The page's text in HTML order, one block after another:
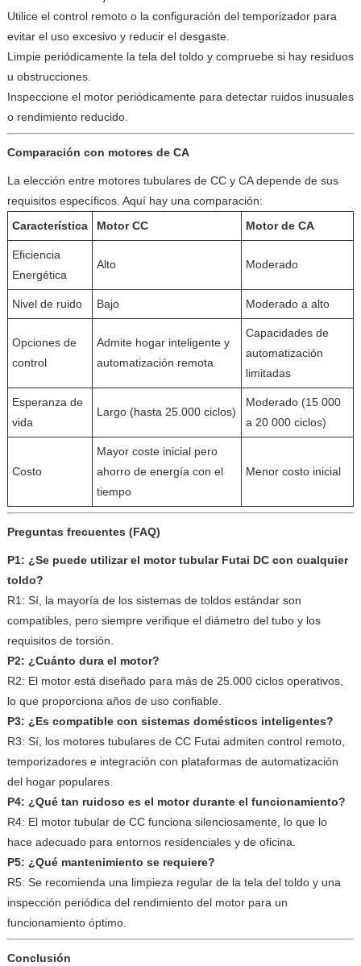
Utilice el control remoto o la configuración del temporizador para
evitar el uso excesivo y reducir el desgaste.
Limpie periódicamente la tela del toldo y compruebe si hay residuos
u obstrucciones.
Inspeccione el motor periódicamente para detectar ruidos inusuales
o rendimiento reducido.
Comparación con motores de CA
La elección entre motores tubulares de CC y CA depende de sus
requisitos específicos. Aquí hay una comparación:
Característica
Motor CC Motor de CA
Eficiencia
Energética
Alto Moderado
Nivel de ruido Bajo Moderado a alto
Opciones de
control
Admite hogar inteligente y
automatización remota
Capacidades de
automatización
limitadas
Esperanza de
vida
Largo (hasta 25.000 ciclos)
Moderado (15 000
a 20 000 ciclos)
Costo
Mayor coste inicial pero
ahorro de energía con el
tiempo
Menor costo inicial
Preguntas frecuentes (FAQ)
P1: ¿Se puede utilizar el motor tubular Futai DC con cualquier
toldo?
R1: Sí, la mayoría de los sistemas de toldos estándar son
compatibles, pero siempre verifique el diámetro del tubo y los
requisitos de torsión.
P2: ¿Cuánto dura el motor?
R2: El motor está diseñado para más de 25.000 ciclos operativos,
lo que proporciona años de uso confiable.
P3: ¿Es compatible con sistemas domésticos inteligentes?
R3: Sí, los motores tubulares de CC Futai admiten control remoto,
temporizadores e integración con plataformas de automatización
del hogar populares.
P4: ¿Qué tan ruidoso es el motor durante el funcionamiento?
R4: El motor tubular de CC funciona silenciosamente, lo que lo
hace adecuado para entornos residenciales y de oficina.
P5: ¿Qué mantenimiento se requiere?
R5: Se recomienda una limpieza regular de la tela del toldo y una
inspección periódica del rendimiento del motor para un
funcionamiento óptimo.
Conclusión